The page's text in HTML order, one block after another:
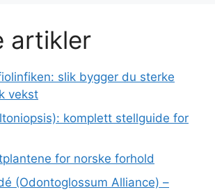
artikler
slik bygger du sterke
vekst
komplett stellguide for
for norske forhold
(Odontoglossum Alliance) –